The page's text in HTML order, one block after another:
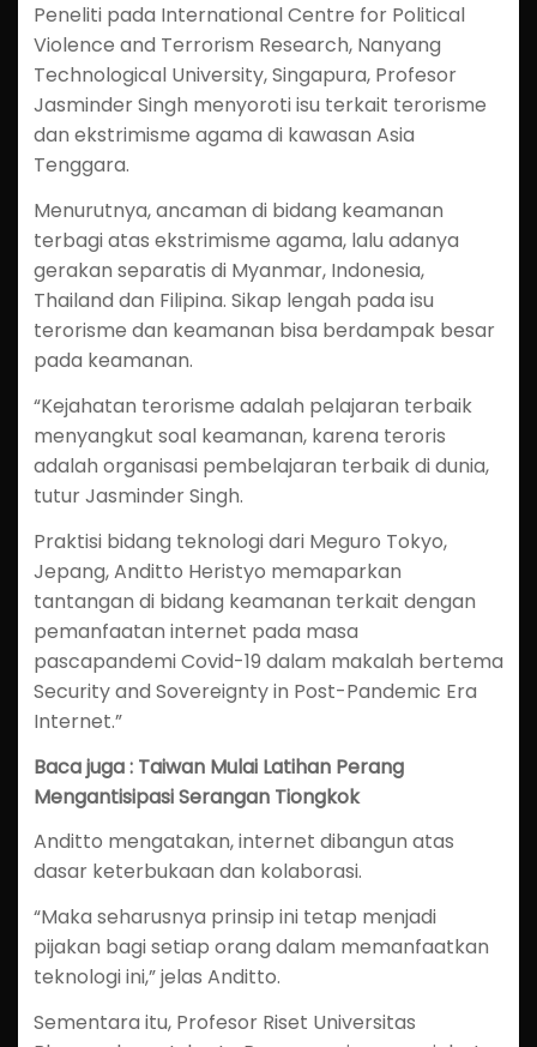
Peneliti pada International Centre for Political
Violence and Terrorism Research, Nanyang
Technological University, Singapura, Profesor
Jasminder Singh menyoroti isu terkait terorisme
dan ekstrimisme agama di kawasan Asia
Tenggara.
Menurutnya, ancaman di bidang keamanan
terbagi atas ekstrimisme agama, lalu adanya
gerakan separatis di Myanmar, Indonesia,
Thailand dan Filipina. Sikap lengah pada isu
terorisme dan keamanan bisa berdampak besar
pada keamanan.
“Kejahatan terorisme adalah pelajaran terbaik
menyangkut soal keamanan, karena teroris
adalah organisasi pembelajaran terbaik di dunia,
tutur Jasminder Singh.
Praktisi bidang teknologi dari Meguro Tokyo,
Jepang, Anditto Heristyo memaparkan
tantangan di bidang keamanan terkait dengan
pemanfaatan internet pada masa
pascapandemi Covid-19 dalam makalah bertema
Security and Sovereignty in Post-Pandemic Era
Internet.”
Baca juga : Taiwan Mulai Latihan Perang
Mengantisipasi Serangan Tiongkok
Anditto mengatakan, internet dibangun atas
dasar keterbukaan dan kolaborasi.
“Maka seharusnya prinsip ini tetap menjadi
pijakan bagi setiap orang dalam memanfaatkan
teknologi ini,” jelas Anditto.
Sementara itu, Profesor Riset Universitas